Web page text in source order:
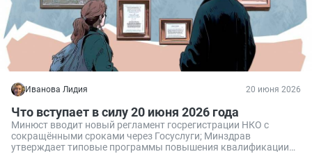
Иванова Лидия 20 июня 2026
Что вступает в силу 20 июня 2026 года
Минюст вводит новый регламент госрегистрации НКО с
сокращёнными сроками через Госуслуги; Минздрав
утверждает типовые программы повышения квалификации